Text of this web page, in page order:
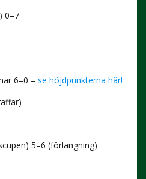
0–7
6–0 – se höjdpunkterna här!
5–6 (förlängning)